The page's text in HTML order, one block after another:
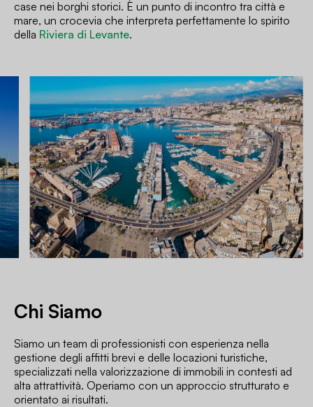
case nei borghi storici. È un punto di incontro tra città e
mare, un crocevia che interpreta perfettamente lo spirito
della Riviera di Levante.
Chi Siamo
Siamo un team di professionisti con esperienza nella
gestione degli affitti brevi e delle locazioni turistiche,
specializzati nella valorizzazione di immobili in contesti ad
alta attrattività. Operiamo con un approccio strutturato e
orientato ai risultati.